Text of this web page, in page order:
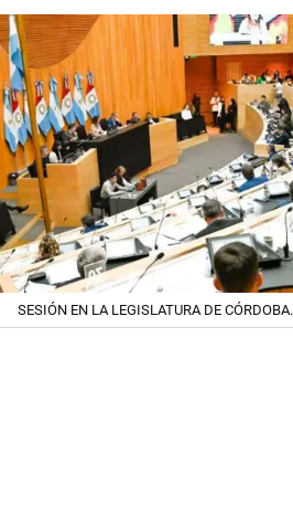
SESIÓN EN LA LEGISLATURA DE CÓRDOBA.